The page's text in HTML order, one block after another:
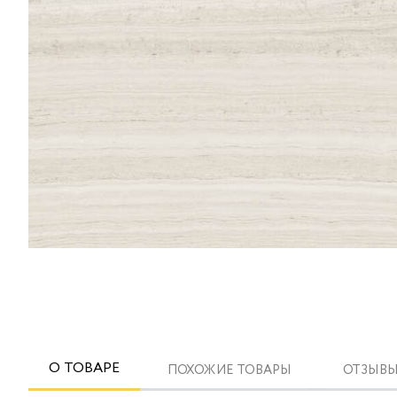
О ТОВАРЕ ПОХОЖИЕ ТОВАРЫ